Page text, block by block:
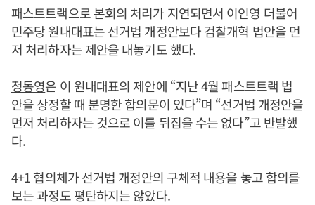
패스트트랙으로 본회의 처리가 지연되면서 이인영 더불어
민주당 원내대표는 선거법 개정안보다 검찰개혁 법안을 먼
저 처리하자는 제안을 내놓기도 했다.
정동영은 이 원내대표의 제안에 “지난 4월 패스트트랙 법
안을 상정할 때 분명한 합의문이 있다”며 “선거법 개정안을
먼저 처리하자는 것으로 이를 뒤집을 수는 없다”고 반발했
다.
4+1 협의체가 선거법 개정안의 구체적 내용을 놓고 합의를
보는 과정도 평탄하지는 않았다.